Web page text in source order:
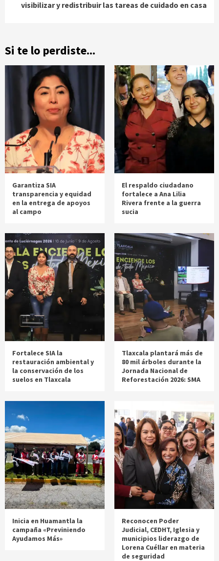
visibilizar y redistribuir las tareas de cuidado en casa
Si te lo perdiste...
Garantiza SIA
transparencia y equidad
en la entrega de apoyos
al campo
El respaldo ciudadano
fortalece a Ana Lilia
Rivera frente a la guerra
sucia
Fortalece SIA la
restauración ambiental y
la conservación de los
suelos en Tlaxcala
Tlaxcala plantará más de
80 mil árboles durante la
Jornada Nacional de
Reforestación 2026: SMA
Inicia en Huamantla la
campaña «Previniendo
Ayudamos Más»
Reconocen Poder
Judicial, CEDHT, Iglesia y
municipios liderazgo de
Lorena Cuéllar en materia
de seguridad